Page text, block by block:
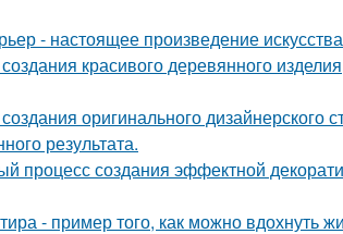
- настоящее произведение
красивого деревянного
оригинального дизайнерского
результата.
процесс создания эффектной
- пример того, как можно